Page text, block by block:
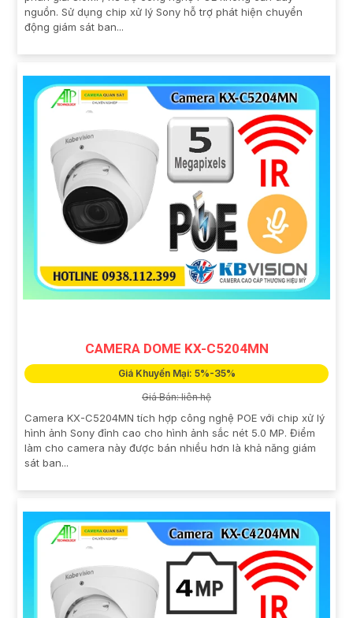
nguồn. Sử dụng chip xử lý Sony hỗ trợ phát hiện chuyển
động giám sát ban...
CAMERA DOME KX-C5204MN
Giá Khuyến Mại: 5%-35%
Giá Bán: liên hệ
Camera KX-C5204MN tích hợp công nghệ POE với chip xử lý
hình ảnh Sony đỉnh cao cho hình ảnh sắc nét 5.0 MP. Điểm
làm cho camera này được bán nhiều hơn là khả năng giám
sát ban...